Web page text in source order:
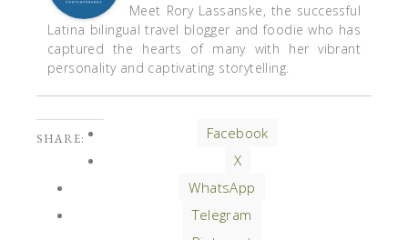
Meet Rory Lassanske, the successful
Latina bilingual travel blogger and foodie who has
captured the hearts of many with her vibrant
personality and captivating storytelling.
SHARE:
Facebook
X
WhatsApp
Telegram